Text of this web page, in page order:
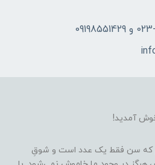
آمدید!
که سن فقط یک عدد است و شوقِ